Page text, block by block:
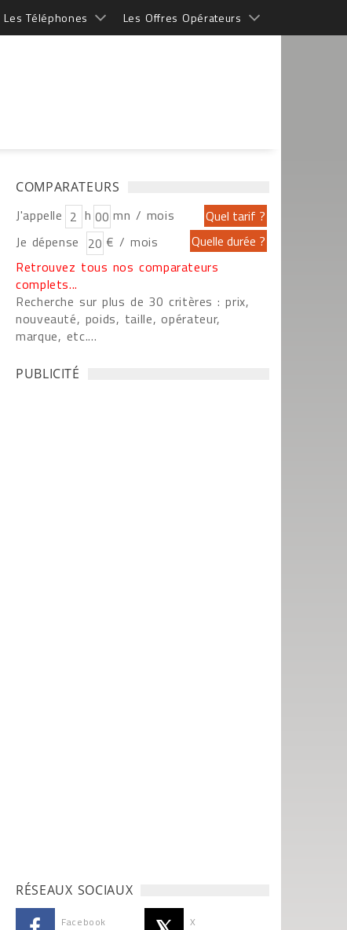
Les Téléphones Les Offres Opérateurs
COMPARATEURS
J'appelle h
mn / mois
Je dépense
€ / mois
Retrouvez tous nos comparateurs
complets...
Recherche sur plus de 30 critères : prix,
nouveauté, poids, taille, opérateur,
marque, etc....
PUBLICITÉ
RÉSEAUX SOCIAUX
Facebook X